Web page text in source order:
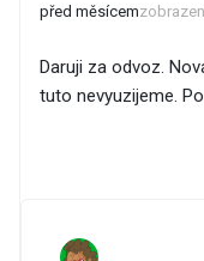
před měsícem
Daruji za odvoz.
tuto nevyuzijeme.